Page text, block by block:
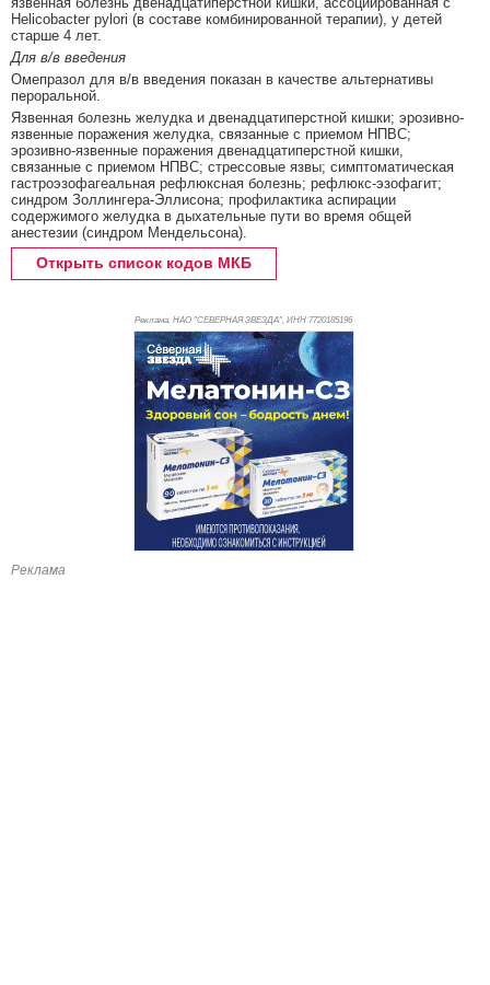
Helicobacter pylori (в составе комбинированной терапии), у детей
старше 4 лет.
Для в/в введения
Омепразол для в/в введения показан в качестве альтернативы
пероральной.
Язвенная болезнь желудка и двенадцатиперстной кишки; эрозивно-
язвенные поражения желудка, связанные с приемом НПВС;
эрозивно-язвенные поражения двенадцатиперстной кишки,
связанные с приемом НПВС; стрессовые язвы; симптоматическая
гастроэзофагеальная рефлюксная болезнь; рефлюкс-эзофагит;
синдром Золлингера-Эллисона; профилактика аспирации
содержимого желудка в дыхательные пути во время общей
анестезии (синдром Мендельсона).
Открыть список кодов МКБ
Реклама. НАО "СЕВЕРНАЯ ЗВЕЗДА", ИНН 7720185196
Реклама